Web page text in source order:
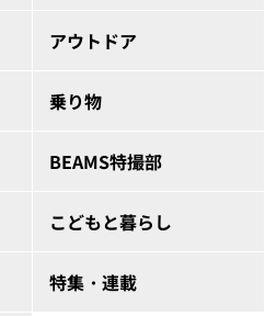
アウトドア
乗り物
BEAMS特撮部
こどもと暮らし
特集・連載